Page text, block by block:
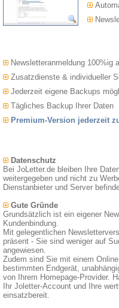
Newsletteranmeldung 100%ig
Zusatzdienste & individueller
Jederzeit eigene Backups
Tägliches Backup Ihrer Daten
Premium-Version jederzeit
Datenschutz
Bei JoLetter.de bleiben Ihre
weitergegeben und nicht zu
Dienstanbieter und Server
Gute Gründe
Grundsätzlich ist ein eigener
Kundenbindung.
Mit gelegentlichen
präsent - Sie sind weniger auf
angewiesen.
Zudem sind Sie mit einem
bestimmten Endgerät,
von Ihrem Homepage-Provider.
Ihr Joletter-Account und Ihre
einsatzbereit.